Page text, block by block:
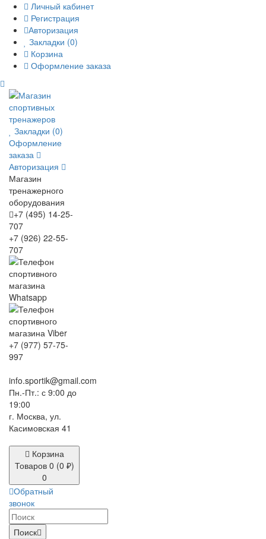
Личный кабинет
Регистрация
Авторизация
Закладки (0)
Корзина
Оформление заказа
Закладки (0)
Оформление
заказа
Авторизация
Магазин
тренажерного
оборудования
+7 (495) 14-25-
707
+7 (926) 22-55-
707
+7 (977) 57-75-
997
info.sportik@gmail.com
Пн.-Пт.: с 9:00 до
19:00
г. Москва, ул.
Касимовская 41
Корзина
Товаров 0 (0 ₽)
0
Обратный
звонок
Поиск